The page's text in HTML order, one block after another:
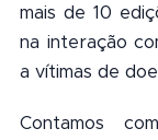
mais de 10
na interação
a vítimas de
Contamos